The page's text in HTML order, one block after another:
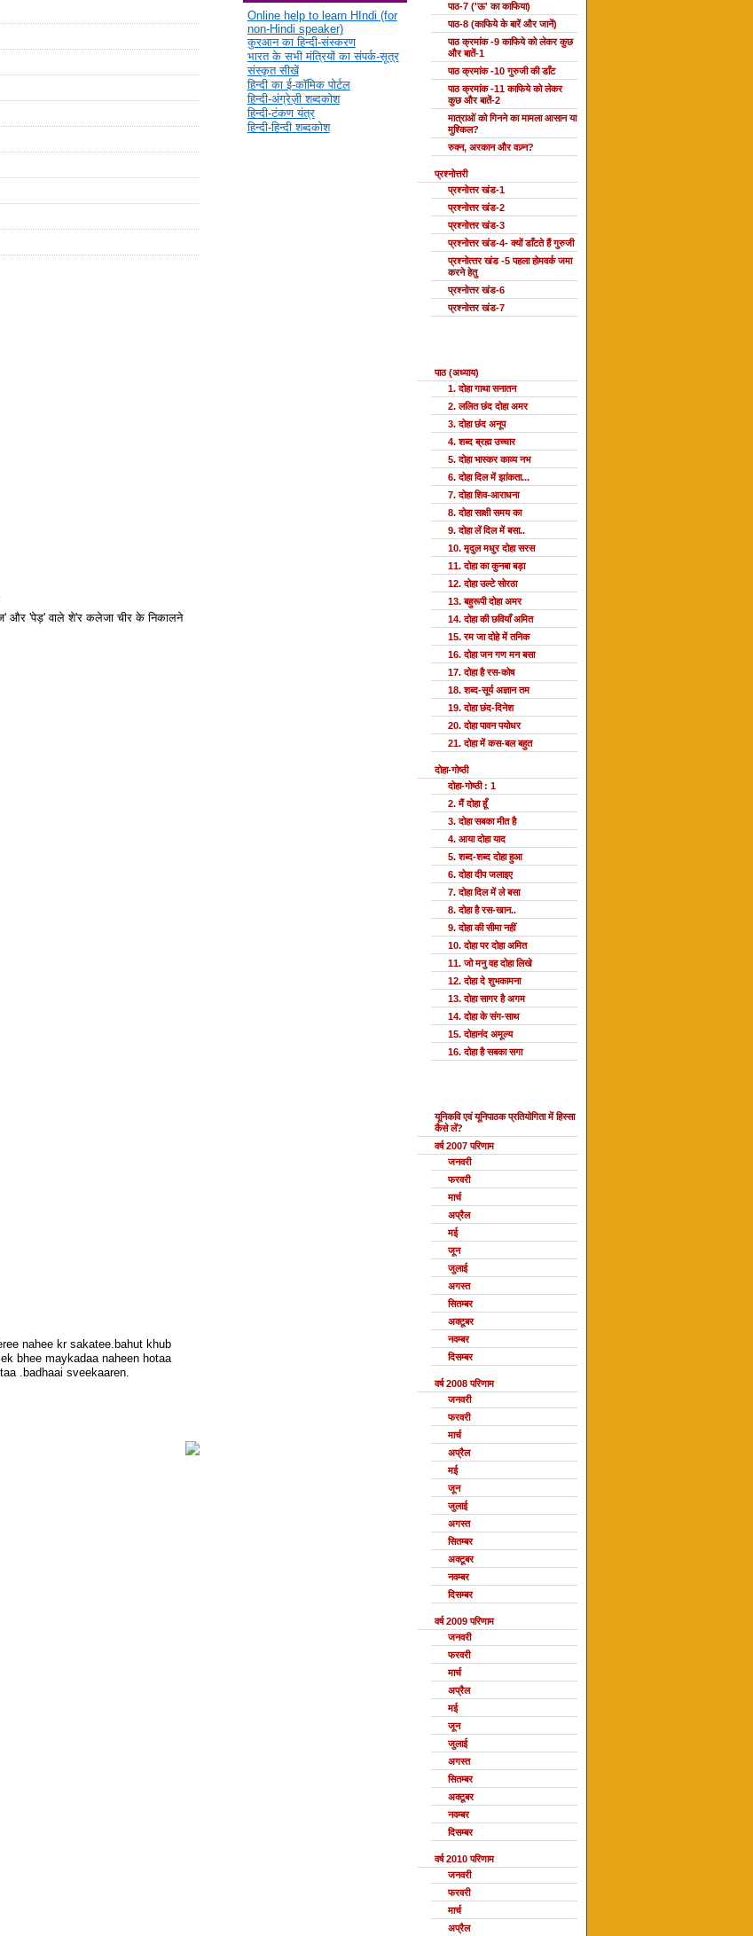
और 'पेड़' वाले शे'र कलेजा चीर के निकालने
nahee kr sakatee.bahut khub
bhee maykadaa naheen hotaa
.badhaai sveekaaren.
Online help to learn HIndi (for
non-Hindi speaker)
कुरआन का हिन्दी-संस्करण
भारत के सभी मंत्रियों का संपर्क-सूत्र
संस्कृत सीखें
हिन्दी का ई-कॉमिक पोर्टल
हिन्दी-अंग्रेज़ी शब्दकोश
हिन्दी-टंकण यंत्र
हिन्दी-हिन्दी शब्दकोश
पाठ-7 ('ऊ' का काफिया)
पाठ-8 (काफिये के बारें और जानें)
पाठ क्रमांक -9 काफिये को लेकर कुछ
और बातें-1
पाठ क्रमांक -10 गुरुजी की डाँट
पाठ क्रमांक -11 काफिये को लेकर
कुछ और बातें-2
मात्राओं को गिनने का मामला आसान या
मुश्किल?
रुक्न, अरकान और वज़्न?
प्रश्नोत्तरी
प्रश्नोत्तर खंड-1
प्रश्नोत्तर खंड-2
प्रश्नोत्तर खंड-3
प्रश्नोत्तर खंड-4- क्यों डाँटते हैं गुरुजी
प्रश्‍नोत्‍तर खंड -5 पहला होमवर्क जमा
करने हेतु
प्रश्नोत्तर खंड-6
प्रश्नोत्तर खंड-7
पाठ (अध्याय)
1. दोहा गाथा सनातन
2. ललित छंद दोहा अमर
3. दोहा छंद अनूप
4. शब्द ब्रह्म उच्चार
5. दोहा भास्कर काव्य नभ
6. दोहा दिल में झांकता...
7. दोहा शिव-आराधना
8. दोहा साक्षी समय का
9. दोहा लें दिल में बसा..
10. मृदुल मधुर दोहा सरस
11. दोहा का कुनबा बड़ा
12. दोहा उल्टे सोरठा
13. बहुरूपी दोहा अमर
14. दोहा की छवियाँ अमित
15. रम जा दोहे में तनिक
16. दोहा जन गण मन बसा
17. दोहा है रस-कोष
18. शब्द-सूर्य अज्ञान तम
19. दोहा छंद-दिनेश
20. दोहा पावन पयोधर
21. दोहा में कस-बल बहुत
दोहा-गोष्ठी
दोहा-गोष्ठी : 1
2. मैं दोहा हूँ
3. दोहा सबका मीत है
4. आया दोहा याद
5. शब्द-शब्द दोहा हुआ
6. दोहा दीप जलाइए
7. दोहा दिल में ले बसा
8. दोहा है रस-खान..
9. दोहा की सीमा नहीं
10. दोहा पर दोहा अमित
11. जो मनु वह दोहा लिखे
12. दोहा दे शुभकामना
13. दोहा सागर है अगम
14. दोहा के संग-साथ
15. दोहानंद अमूल्य
16. दोहा है सबका सगा
यूनिकवि एवं यूनिपाठक प्रतियोगिता में हिस्सा
कैसे लें?
वर्ष 2007 परिणाम
जनवरी
फरवरी
मार्च
अप्रैल
मई
जून
जुलाई
अगस्त
सितम्बर
अक्टूबर
नवम्बर
दिसम्बर
वर्ष 2008 परिणाम
जनवरी
फरवरी
मार्च
अप्रैल
मई
जून
जुलाई
अगस्त
सितम्बर
अक्टूबर
नवम्बर
दिसम्बर
वर्ष 2009 परिणाम
जनवरी
फरवरी
मार्च
अप्रैल
मई
जून
जुलाई
अगस्त
सितम्बर
अक्टूबर
नवम्बर
दिसम्बर
वर्ष 2010 परिणाम
जनवरी
फरवरी
मार्च
अप्रैल